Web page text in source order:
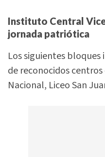
Instituto Central
jornada patriótica
Los siguientes
de reconocidos
Nacional, Liceo San